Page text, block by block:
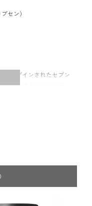
セン）
にデザインされたセブン
を代表するベストセラー
ッキングしたりすること